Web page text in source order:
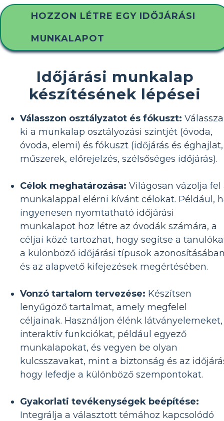
HOZZON LÉTRE EGY IDŐJÁRÁSI
MUNKALAPOT
Időjárási munkalap
készítésének lépései
Válasszon osztályzatot és fókuszt: Válassza
ki a munkalap osztályozási szintjét (óvoda,
óvoda, elemi) és fókuszt (időjárás és éghajlat,
műszerek, előrejelzés, szélsőséges időjárás).
Célok meghatározása: Világosan vázolja fel
munkalappal elérni kívánt célokat. Például,
ingyenesen nyomtatható időjárási
munkalapot hoz létre az óvodák számára, a
céljai közé tartozhat, hogy segítse a
a különböző időjárási típusok
és az alapvető kifejezések megértésében.
Vonzó tartalom tervezése: Készítsen
lenyűgöző tartalmat, amely megfelel
céljainak. Használjon élénk látványelemeket,
interaktív funkciókat, például egyező
munkalapokat, és vegyen be olyan
kulcsszavakat, mint a biztonság és az
hogy lefedje a különböző szempontokat.
Gyakorlati tevékenységek beépítése:
Integrálja a választott témához kapcsolódó